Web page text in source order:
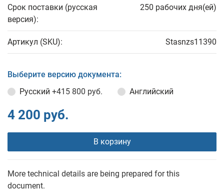
Срок поставки (русская
версия):
250 рабочих дня(ей)
Артикул (SKU): Stasnzs11390
Выберите версию документа:
Русский +415 800 руб. Английский
4 200 руб.
В корзину
More technical details are being prepared for this
document.